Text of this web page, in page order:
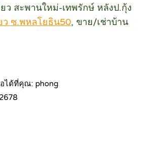
ว สะพานใหม่-เทพรักษ์ หลังป.กุ้ง
ว ซ.พหลโยธิน50, ขาย/เช่าบ้าน
ได้ที่คุณ: phong